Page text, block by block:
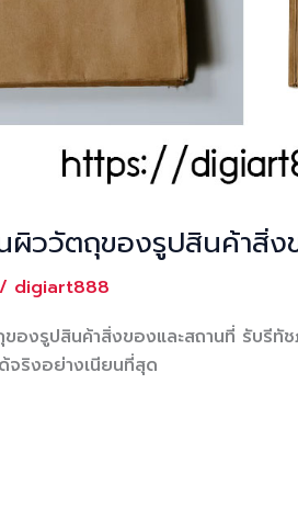
ววัตถุของรูปสินค้าสิ่ง
/ digiart888
องรูปสินค้าสิ่งของและสถานที่ รับรีทั
จริงอย่างเนียนที่สุด